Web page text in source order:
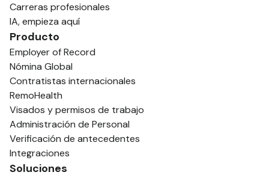
Carreras profesionales
IA, empieza aquí
Producto
Employer of Record
Nómina Global
Contratistas internacionales
RemoHealth
Visados y permisos de trabajo
Administración de Personal
Verificación de antecedentes
Integraciones
Soluciones